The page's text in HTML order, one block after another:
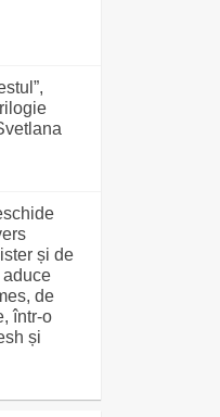
și de
de
într-o
și